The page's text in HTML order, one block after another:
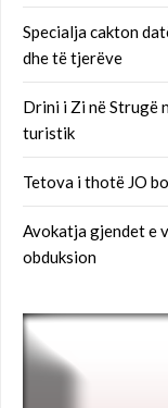
Specialja cakton
dhe të tjerëve
Drini i Zi në Strugë
turistik
Tetova i thotë JO
Avokatja gjendet e
obduksion